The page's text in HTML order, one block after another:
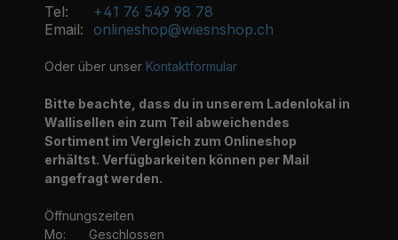
Tel:
+41 76 549 98 78
Email: onlineshop@wiesnshop.ch
Oder über unser Kontaktformular
Bitte beachte, dass du in unserem Ladenlokal in
Wallisellen ein zum Teil abweichendes
Sortiment im Vergleich zum Onlineshop
erhältst. Verfügbarkeiten können per Mail
angefragt werden.
Öffnungszeiten
Mo:
Geschlossen